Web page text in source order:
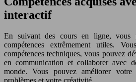
interactif
En suivant des cours en ligne, vous
compétences extrêmement utiles.
compétences techniques, vous pouvez
en communication et collaborer avec
monde. Vous pouvez améliorer votre
problèmes et votre créativité.